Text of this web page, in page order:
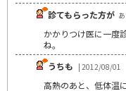
診てもらった方が
かかりつけ医に一度
ね。
うちも | 2012/08/01
高熱のあと、低体温